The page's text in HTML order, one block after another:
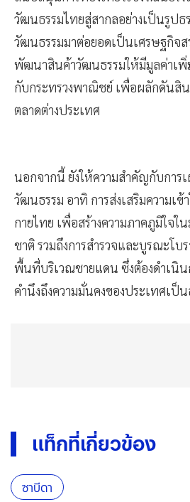
วัฒนธรรมไทยสู่สากลอย่างเป็นรูปธ
วัฒนธรรมมาต่อยอดเป็นเศรษฐกิจส
พัฒนาสินค้าวัฒนธรรมให้มีมูลค่าเพิ่
กับกระทรวงพาณิชย์ เพื่อผลักดันสิ
ตลาดต่างประเทศ
นอกจากนี้ ยังให้ความสำคัญกับการ
วัฒนธรรม อาทิ การส่งเสริมความเข้
กายไทย เพื่อสร้างความภาคภูมิใจใ
ชาติ รวมถึงการสำรวจและบูรณะโบ
พื้นที่บริเวณชายแดน ซึ่งต้องดำเนิน
คำนึงถึงความมั่นคงของประเทศเป็
แท็กที่เกี่ยวข้อง
ซาบีดา